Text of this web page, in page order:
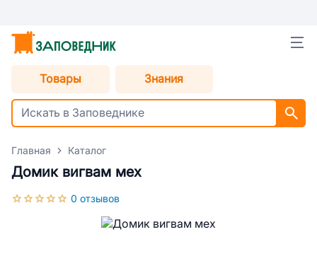
Товары Знания
Главная Каталог
Домик вигвам мех
0 отзывов